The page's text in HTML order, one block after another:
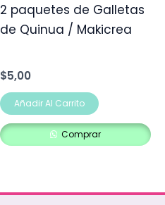
2 paquetes de Galletas
de Quinua / Makicrea
$5,00
Añadir Al Carrito
Comprar